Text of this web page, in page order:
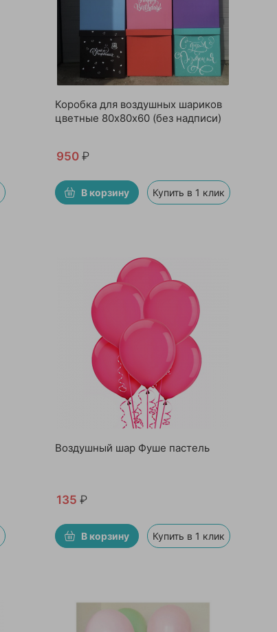
Коробка для воздушных шариков
цветные 80х80х60 (без надписи)
950₽
В корзину Купить в 1 клик
Воздушный шар Фуше пастель
135₽
В корзину Купить в 1 клик